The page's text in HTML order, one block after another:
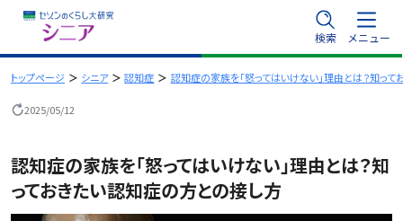
容
を
プ
検索 メニュー
トップページ シニア 認知症 認知症の家族を「怒ってはいけない」理由とは？知っ
2025/05/12
認知症の家族を「怒ってはいけない」理由とは？知
っておきたい認知症の方との接し方